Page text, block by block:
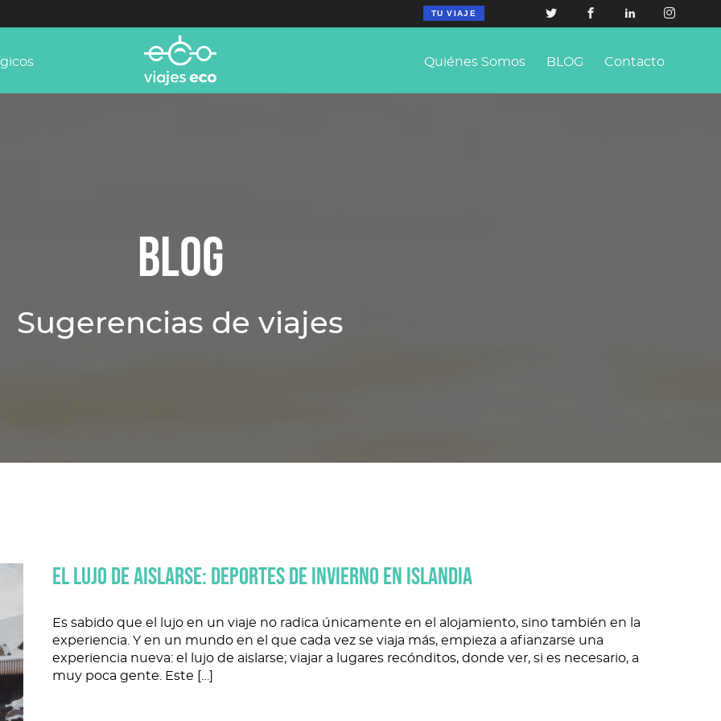
TU VIAJE
Quiénes Somos BLOG Contacto
BLOG
Sugerencias de viajes
EL LUJO DE AISLARSE: DEPORTES DE INVIERNO EN ISLANDIA
Es sabido que el lujo en un viaje no radica únicamente en el alojamiento, sino también en la
experiencia. Y en un mundo en el que cada vez se viaja más, empieza a afianzarse una
experiencia nueva: el lujo de aislarse; viajar a lugares recónditos, donde ver, si es necesario, a
muy poca gente. Este […]